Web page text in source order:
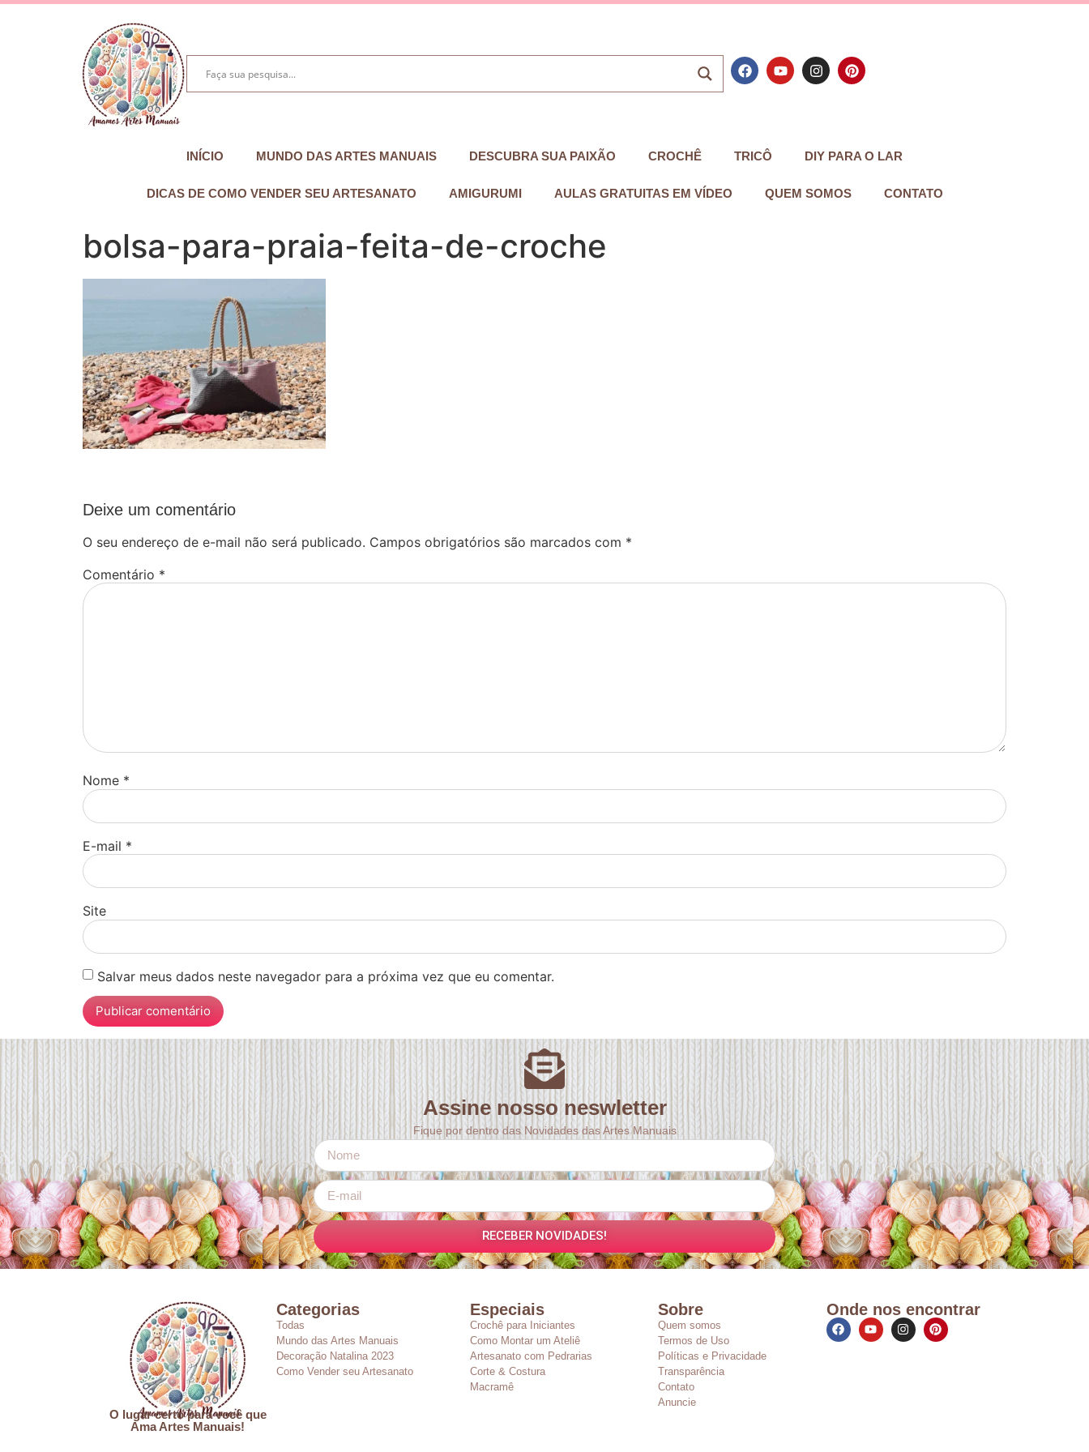
INÍCIO MUNDO DAS ARTES MANUAIS DESCUBRA SUA PAIXÃO CROCHÊ TRICÔ DIY PARA O LAR
DICAS DE COMO VENDER SEU ARTESANATO AMIGURUMI AULAS GRATUITAS EM VÍDEO QUEM SOMOS CONTATO
bolsa-para-praia-feita-de-croche
Deixe um comentário
O seu endereço de e-mail não será publicado. Campos obrigatórios são marcados com *
Comentário *
Nome *
E-mail *
Site
Salvar meus dados neste navegador para a próxima vez que eu comentar.
Assine nosso neswletter
Fique por dentro das Novidades das Artes Manuais
RECEBER NOVIDADES!
O lugar certo para você que
Ama Artes Manuais!
Categorias
Todas
Mundo das Artes Manuais
Decoração Natalina 2023
Como Vender seu Artesanato
Especiais
Crochê para Iniciantes
Como Montar um Ateliê
Artesanato com Pedrarias
Corte & Costura
Macramê
Sobre
Quem somos
Termos de Uso
Políticas e Privacidade
Transparência
Contato
Anuncie
Onde nos encontrar